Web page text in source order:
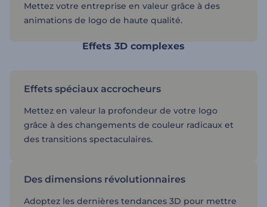
Mettez votre entreprise en valeur grâce à des
animations de logo de haute qualité.
Effets 3D complexes
Effets spéciaux accrocheurs
Mettez en valeur la profondeur de votre logo
grâce à des changements de couleur radicaux et
des transitions spectaculaires.
Des dimensions révolutionnaires
Adoptez les dernières tendances 3D pour mettre